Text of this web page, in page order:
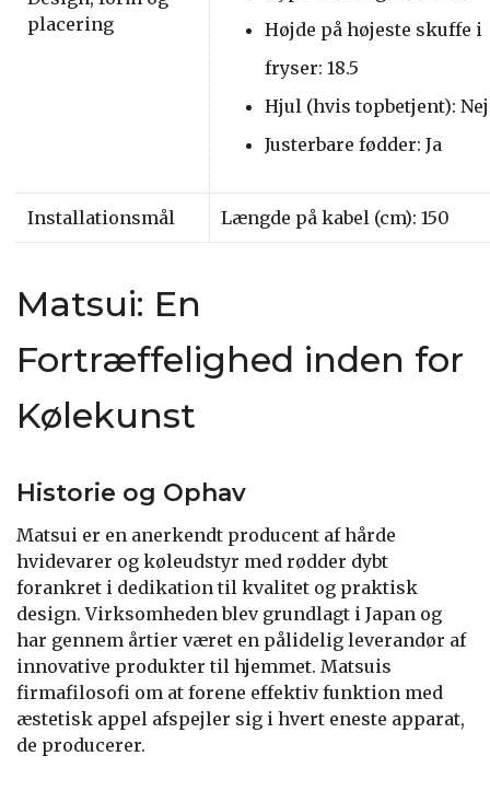
placering
Højde på højeste skuffe i
fryser: 18.5
Hjul (hvis topbetjent): Nej
Justerbare fødder: Ja
Installationsmål Længde på kabel (cm): 150
Matsui: En
Fortræffelighed inden for
Kølekunst
Historie og Ophav
Matsui er en anerkendt producent af hårde
hvidevarer og køleudstyr med rødder dybt
forankret i dedikation til kvalitet og praktisk
design. Virksomheden blev grundlagt i Japan og
har gennem årtier været en pålidelig leverandør af
innovative produkter til hjemmet. Matsuis
firmafilosofi om at forene effektiv funktion med
æstetisk appel afspejler sig i hvert eneste apparat,
de producerer.